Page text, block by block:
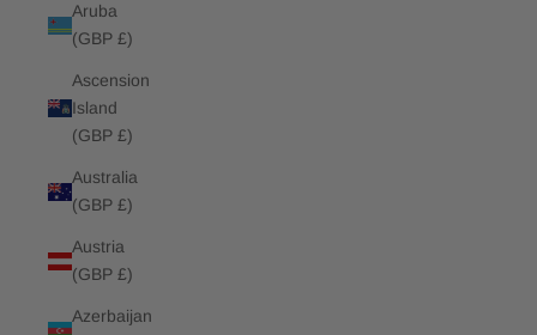
Aruba
(GBP £)
Ascension
Island
(GBP £)
Australia
(GBP £)
Austria
(GBP £)
Azerbaijan